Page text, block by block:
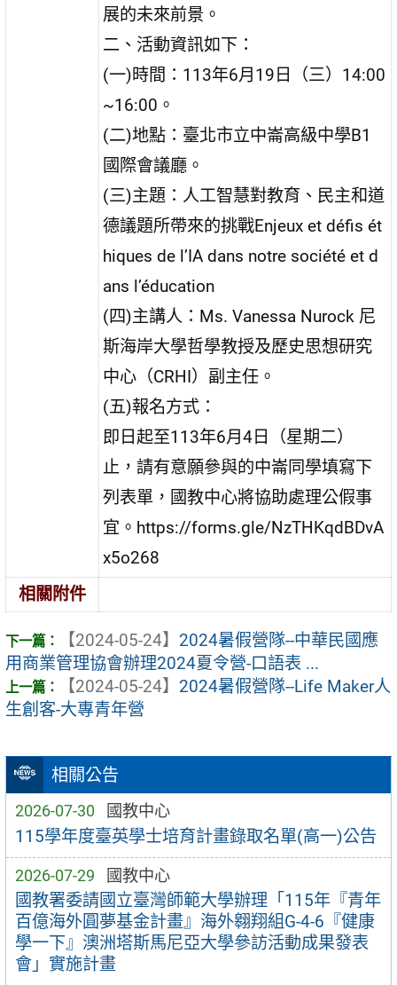
相關公告
2026-07-30 國教中心
115學年度臺英學士培育計畫錄取名單(高一)公告
2026-07-29 國教中心
國教署委請國立臺灣師範大學辦理「115年『青年
百億海外圓夢基金計畫』海外翱翔組G-4-6『健康
學一下』澳洲塔斯馬尼亞大學參訪活動成果發表
會」實施計畫
展的未來前景。
二、活動資訊如下：
(一)時間：113年6月19日（三）14:00
~16:00。
(二)地點：臺北市立中崙高級中學B1
國際會議廳。
(三)主題：人工智慧對教育、民主和道
德議題所帶來的挑戰Enjeux et défis ét
hiques de l’IA dans notre société et d
ans l’éducation
(四)主講人：Ms. Vanessa Nurock 尼
斯海岸大學哲學教授及歷史思想研究
中心（CRHI）副主任。
(五)報名方式：
即日起至113年6月4日（星期二）
止，請有意願參與的中崙同學填寫下
列表單，國教中心將協助處理公假事
宜。https://forms.gle/NzTHKqdBDvA
x5o268
相關附件
【2024-05-24】 2024暑假營隊--中華民國應
用商業管理協會辦理2024夏令營-口語表 ...
【2024-05-24】 2024暑假營隊--Life Maker人
生創客-大專青年營